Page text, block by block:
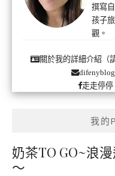
撰寫
孩子
觀。
關於我的詳細介紹（
走走停停
我的
奶茶TO GO~浪
～